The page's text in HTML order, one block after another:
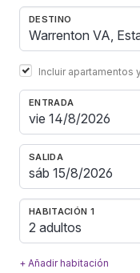
DESTINO
Incluir apartamentos
ENTRADA
SALIDA
HABITACIÓN 1
2 adultos
+ Añadir habitación